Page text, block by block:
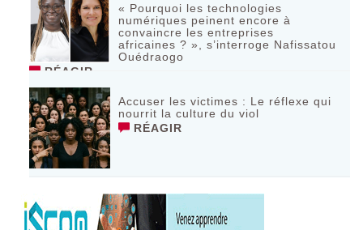
« Pourquoi les technologies
numériques peinent encore à
convaincre les entreprises
africaines ? », s’interroge Nafissatou
Ouédraogo
RÉAGIR
Accuser les victimes : Le réflexe qui
nourrit la culture du viol
RÉAGIR